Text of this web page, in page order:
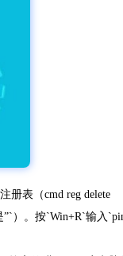
册表（cmd reg delete
”`）。按`Win+R`输入